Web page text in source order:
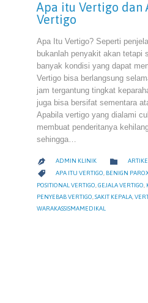
Apa itu Vertigo dan
Vertigo
Apa Itu Vertigo? Seperti
bukanlah penyakit akan tetapi
banyak kondisi yang dapat
Vertigo bisa berlangsung
jam tergantung tingkat
juga bisa bersifat sementara
Apabila vertigo yang dialami
membuat penderitanya
sehingga…
 ADMIN KLINIK 
 CATEGORY
APA ITU VERTIGO, BENIGN
POSITIONAL VERTIGO GEJALA VERTIGO
PENYEBAB VERTIGO SAKIT KEPALA
WARAKASSISMAMEDIKAL